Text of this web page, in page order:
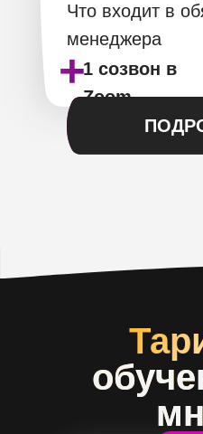
Что входит в
менеджера
+1 созвон в
Zoom